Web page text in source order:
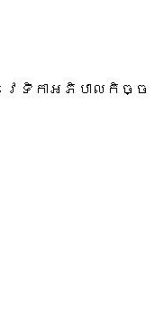
វេទិកាអភិបាលកិច្ច